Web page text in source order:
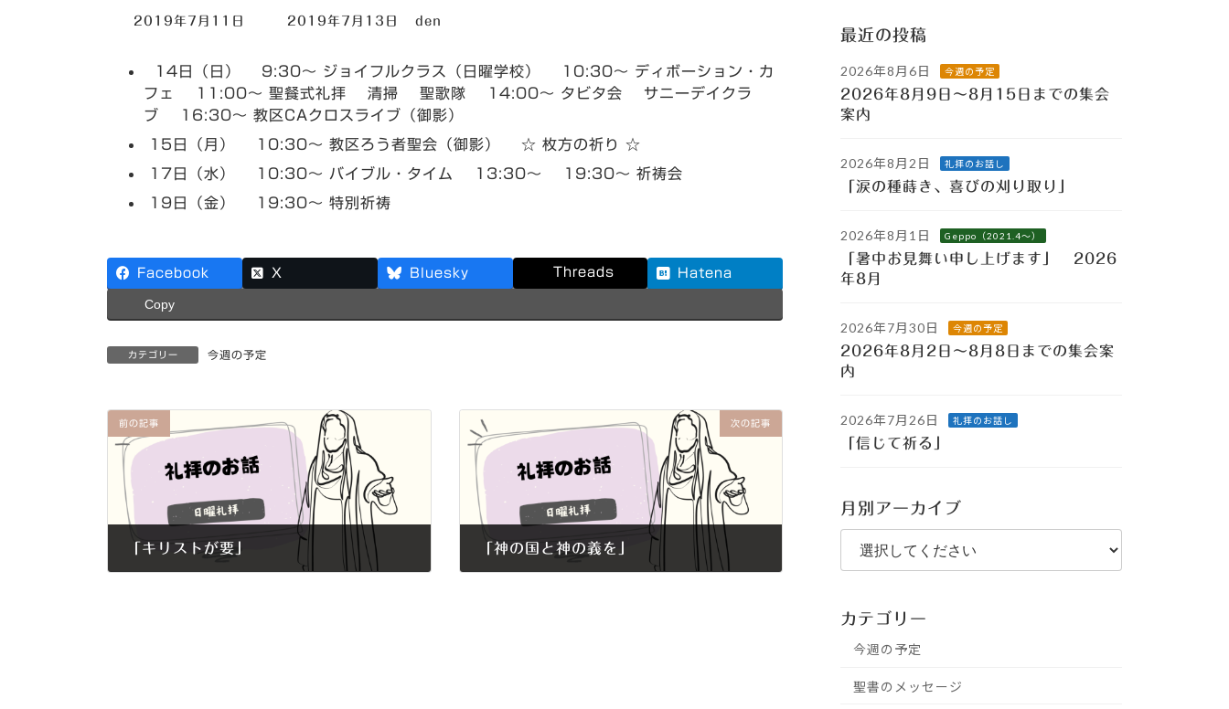
2019年7月11日
最
新
日
:
2019年7月13日 den
14日（日） 9:30～ ジョイフルクラス（日曜学校） 10:30～ ディボーション・カ
フェ 11:00～ 聖餐式礼拝 清掃 聖歌隊 14:00～ タビタ会 サニーデイクラ
ブ 16:30～ 教区CAクロスライブ（御影）
15日（月） 10:30～ 教区ろう者聖会（御影） ☆ 枚方の祈り ☆
17日（水） 10:30～ バイブル・タイム 13:30～ 19:30～ 祈祷会
19日（金） 19:30～ 特別祈祷
Facebook X Bluesky Threads Hatena
Copy
カテゴリー 今週の予定
前の記事
「キリストが要」
次の記事
「神の国と神の義を」
最近の投稿
2026年8月6日 今週の予定
2026年8月9日～8月15日までの集会
案内
2026年8月2日 礼拝のお話し
「涙の種蒔き、喜びの刈り取り」
2026年8月1日 Geppo（2021.4～）
「暑中お見舞い申し上げます」 2026
年8月
2026年7月30日 今週の予定
2026年8月2日～8月8日までの集会案
内
2026年7月26日 礼拝のお話し
「信じて祈る」
月別アーカイブ
カテゴリー
今週の予定
聖書のメッセージ